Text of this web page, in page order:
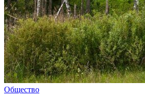
Общество